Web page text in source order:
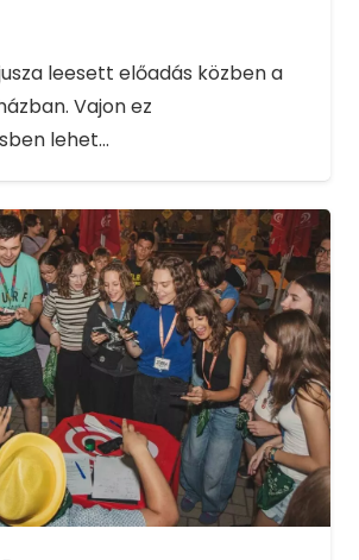
leesett előadás közben a
Vajon ez
lehet…